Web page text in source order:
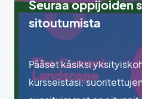
Seuraa oppijoiden
sitoutumista
Pääset käsiksi
kursseistasi: